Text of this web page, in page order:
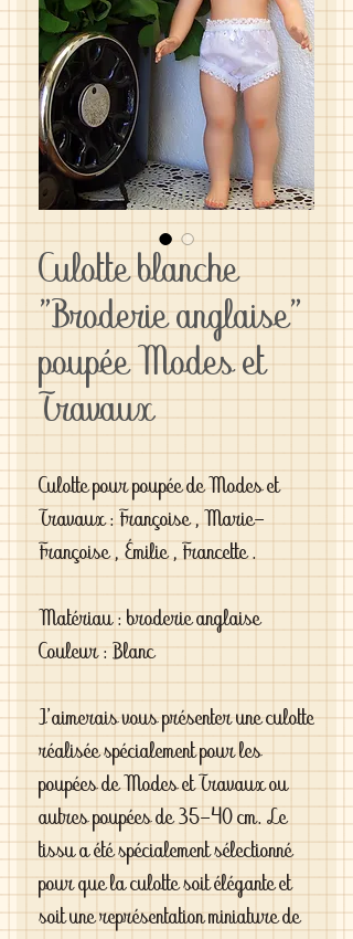
Culotte blanche
"Broderie anglaise"
poupée Modes et
Travaux
Culotte pour poupée de Modes et
Travaux : Françoise , Marie-
Françoise , Émilie , Francette .
Matériau : broderie anglaise
Couleur : Blanc
J'aimerais vous présenter une culotte
réalisée spécialement pour les
poupées de Modes et Travaux ou
autres poupées de 35-40 cm. Le
tissu a été spécialement sélectionné
pour que la culotte soit élégante et
soit une représentation miniature de